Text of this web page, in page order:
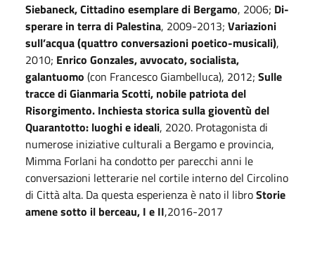
Siebaneck, Cittadino esemplare di Bergamo, 2006; Di-
sperare in terra di Palestina, 2009-2013; Variazioni
sull’acqua (quattro conversazioni poetico-musicali),
2010; Enrico Gonzales, avvocato, socialista,
galantuomo (con Francesco Giambelluca), 2012; Sulle
tracce di Gianmaria Scotti, nobile patriota del
Risorgimento. Inchiesta storica sulla gioventù del
Quarantotto: luoghi e ideali, 2020. Protagonista di
numerose iniziative culturali a Bergamo e provincia,
Mimma Forlani ha condotto per parecchi anni le
conversazioni letterarie nel cortile interno del Circolino
di Città alta. Da questa esperienza è nato il libroStorie
amene sotto il berceau, I e II,2016-2017